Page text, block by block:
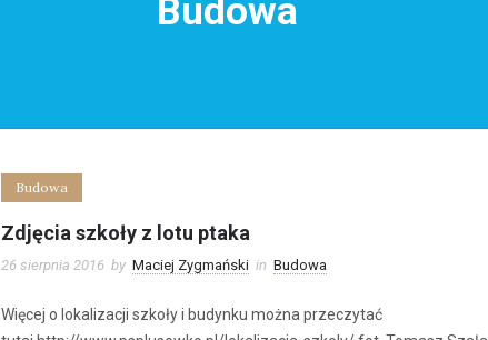
Budowa
Budowa
Zdjęcia szkoły z lotu ptaka
26 sierpnia 2016 by Maciej Zygmański in Budowa
Więcej o lokalizacji szkoły i budynku można przeczytać